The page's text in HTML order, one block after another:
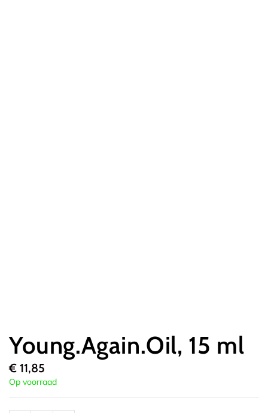
Young.Again.Oil, 15 ml
€ 11,85
Op voorraad